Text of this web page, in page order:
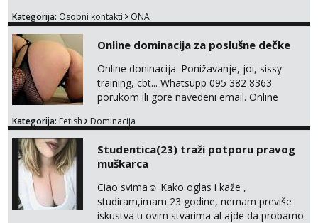
Kategorija: Osobni kontakti ONA
Online dominacija za poslušne dečke
Online doninacija. Ponižavanje, joi, sissy
training, cbt... Whatsupp 095 382 8363
porukom ili gore navedeni email. Online
uživo nakon mjesečnog druženja . Čekam te
znali reći da im netko šalje moje fotke/videa
ili ima slične oglase s mojim slikama. Moj
oglas za dominaciju je isključvo ov...
Kategorija: Fetish Dominacija
Studentica(23) traži potporu pravog
muškarca
Ciao svima☺️ Kako oglas i kaže ,
studiram,imam 23 godine, nemam previše
iskustva u ovim stvarima al ajde da probamo.